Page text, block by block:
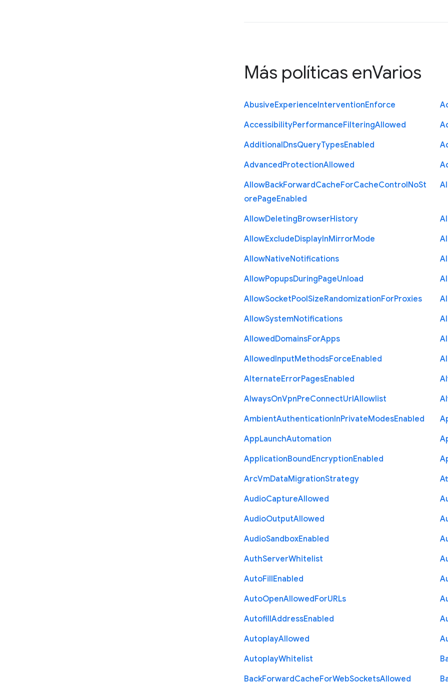
Más políticas enVarios
AbusiveExperienceInterventionEnforce
AccessibilityPerformanceFilteringAllowed
AdditionalDnsQueryTypesEnabled
AdvancedProtectionAllowed
AllowBackForwardCacheForCacheControlNoSt
orePageEnabled
AllowDeletingBrowserHistory
AllowExcludeDisplayInMirrorMode
AllowNativeNotifications
AllowPopupsDuringPageUnload
AllowSocketPoolSizeRandomizationForProxies
AllowSystemNotifications
AllowedDomainsForApps
AllowedInputMethodsForceEnabled
AlternateErrorPagesEnabled
AlwaysOnVpnPreConnectUrlAllowlist
AmbientAuthenticationInPrivateModesEnabled
AppLaunchAutomation
ApplicationBoundEncryptionEnabled
ArcVmDataMigrationStrategy
AudioCaptureAllowed
AudioOutputAllowed
AudioSandboxEnabled
AuthServerWhitelist
AutoFillEnabled
AutoOpenAllowedForURLs
AutofillAddressEnabled
AutoplayAllowed
AutoplayWhitelist
BackForwardCacheForWebSocketsAllowed